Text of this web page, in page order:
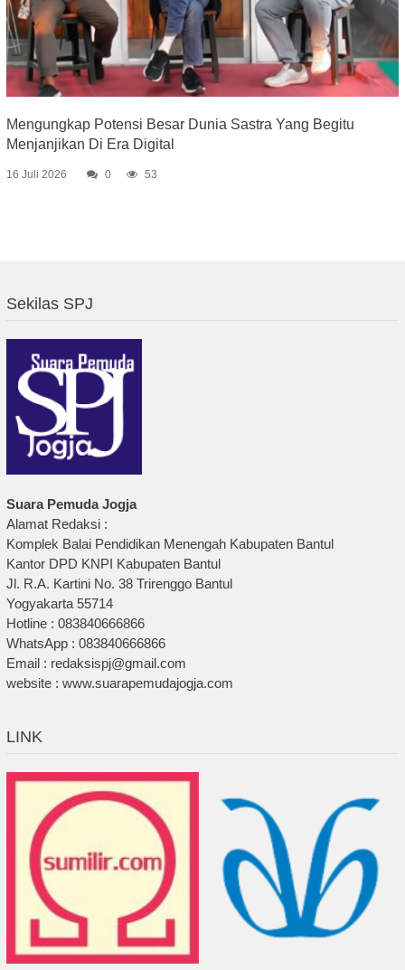
Mengungkap Potensi Besar Dunia Sastra Yang Begitu
Menjanjikan Di Era Digital
16 Juli 2026 0 53
Sekilas SPJ
Suara Pemuda Jogja
Alamat Redaksi :
Komplek Balai Pendidikan Menengah Kabupaten Bantul
Kantor DPD KNPI Kabupaten Bantul
Jl. R.A. Kartini No. 38 Trirenggo Bantul
Yogyakarta 55714
Hotline : 083840666866
WhatsApp : 083840666866
Email : redaksispj@gmail.com
website : www.suarapemudajogja.com
LINK